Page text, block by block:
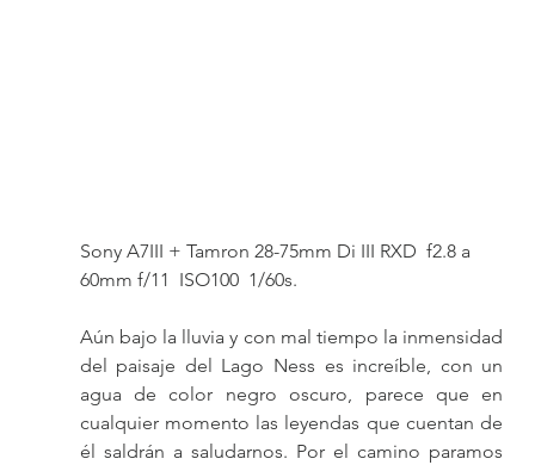
Sony A7III + Tamron 28-75mm Di III RXD  f2.8 a
60mm f/11  ISO100  1/60s.
Aún bajo la lluvia y con mal tiempo la inmensidad
del paisaje del Lago Ness es increíble, con un
agua de color negro oscuro, parece que en
cualquier momento las leyendas que cuentan de
él saldrán a saludarnos. Por el camino paramos